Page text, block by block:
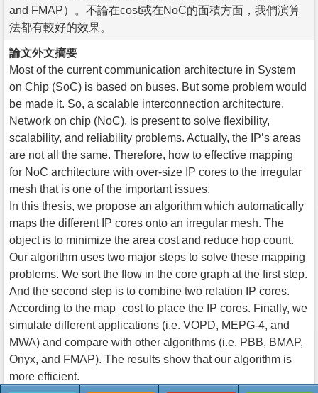
and FMAP）。不論在cost或在NoC的面積方面，我們演算
法都有較好的效果。
論文外文摘要
Most of the current communication architecture in System
on Chip (SoC) is based on buses. But some problem would
be made it. So, a scalable interconnection architecture,
Network on chip (NoC), is present to solve flexibility,
scalability, and reliability problems. Actually, the IP’s areas
are not all the same. Therefore, how to effective mapping
for NoC architecture with over-size IP cores to the irregular
mesh that is one of the important issues.
In this thesis, we propose an algorithm which automatically
maps the different IP cores onto an irregular mesh. The
object is to minimize the area cost and reduce hop count.
Our algorithm uses two major steps to solve these mapping
problems. We sort the flow in the core graph at the first step.
And the second step is to combine two relation IP cores.
According to the map_cost to place the IP cores. Finally, we
simulate different applications (i.e. VOPD, MEPG-4, and
MWA) and compare with other algorithms (i.e. PBB, BMAP,
Onyx, and FMAP). The results show that our algorithm is
more efficient.